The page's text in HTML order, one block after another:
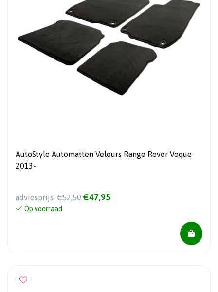
AutoStyle Automatten Velours Range Rover Voque
2013-
adviesprijs €52,50 €47,95
Op voorraad